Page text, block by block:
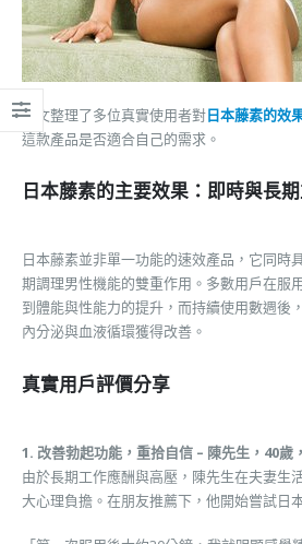
本文整理了多位真實使用者對日本藤素的效
這款產品是否適合自己的需求。
日本藤素的主要效果：即時與長
日本藤素並非單一功能的速效產品，它同時
期調理男性機能的雙重作用。多數用戶在服
到體能與性能力的提升，而持續使用數週後
內分泌與血液循環獲得改善。
真實用戶評價分享
1. 改善勃起功能，重拾自信 – 陳先生，40歲
由於長期工作應酬與高壓，陳先生在夫妻生
大心理負擔。在朋友推薦下，他開始嘗試日